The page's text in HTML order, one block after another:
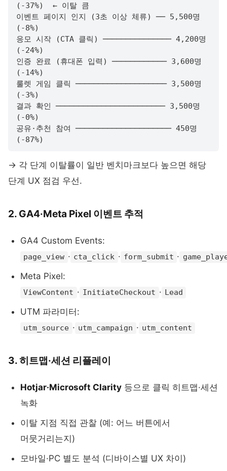
(-37%)  ← 이탈 큼
이벤트 페이지 인지 (3초 이상 체류) ── 5,500명
(-8%)
응모 시작 (CTA 클릭) ─────────────── 4,200명
(-24%)
인증 완료 (휴대폰 입력) ──────────── 3,600명
(-14%)
룰렛 게임 클릭 ──────────────────── 3,500명
(-3%)
결과 확인 ──────────────────────── 3,500명
(-0%)
공유·추천 참여 ───────────────────── 450명
(-87%)
→ 각 단계 이탈률이 일반 벤치마크보다 높으면 해당
단계 UX 점검 우선.
2. GA4·Meta Pixel 이벤트 추적
GA4 Custom Events:
page_view · cta_click · form_submit ·
Meta Pixel:
ViewContent · InitiateCheckout · Lead
UTM 파라미터:
utm_source · utm_campaign · utm_content
3. 히트맵·세션 리플레이
Hotjar·Microsoft Clarity 등으로 클릭 히트맵·세션
녹화
이탈 지점 직접 관찰 (예: 어느 버튼에서
머뭇거리는지)
모바일·PC 별도 분석 (디바이스별 UX 차이)